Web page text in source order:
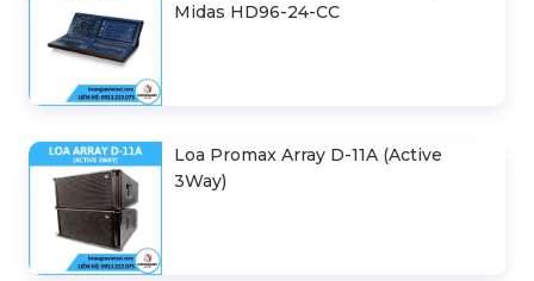
Midas HD96-24-CC
Loa Promax Array D-11A (Active
3Way)